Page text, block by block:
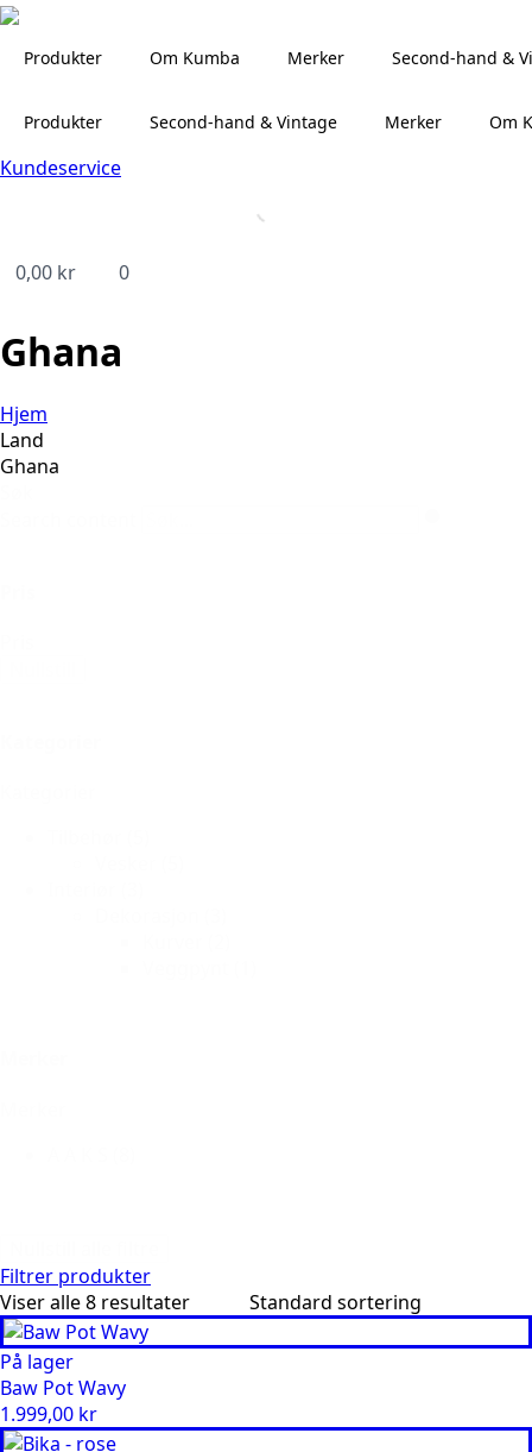
Produkter Om Kumba Merker Second-hand &
Produkter Second-hand & Vintage Merker Om
Kundeservice
0,00 kr 0
Ghana
Hjem
Land
Ghana
Filtrer produkter
Viser alle 8 resultater
På lager
Baw Pot Wavy
1.999,00 kr